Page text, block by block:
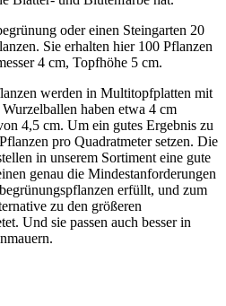
oder einen Steingarten 20
Sie erhalten hier 100 Pflanzen
4 cm, Topfhöhe 5 cm.
werden in Multitopfplatten mit
haben etwa 4 cm
4,5 cm. Um ein gutes Ergebnis zu
pro Quadratmeter setzen. Die
in unserem Sortiment eine gute
genau die Mindestanforderungen
erfüllt, und zum
zu den größeren
Und sie passen auch besser in